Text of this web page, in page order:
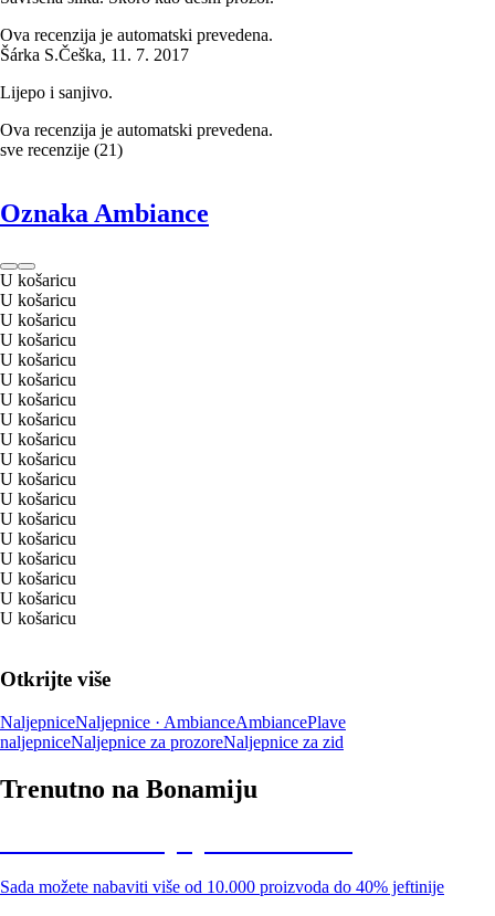
Ova recenzija je automatski prevedena.
Šárka S.Češka, 11. 7. 2017
Lijepo i sanjivo.
Ova recenzija je automatski prevedena.
sve recenzije (21)
Oznaka Ambiance
U košaricu
U košaricu
U košaricu
U košaricu
U košaricu
U košaricu
U košaricu
U košaricu
U košaricu
U košaricu
U košaricu
U košaricu
U košaricu
U košaricu
U košaricu
U košaricu
U košaricu
U košaricu
Otkrijte više
NaljepniceNaljepnice · AmbianceAmbiancePlave
naljepniceNaljepnice za prozoreNaljepnice za zid
Trenutno na Bonamiju
Sada možete nabaviti više od 10.000 proizvoda do 40% jeftinije